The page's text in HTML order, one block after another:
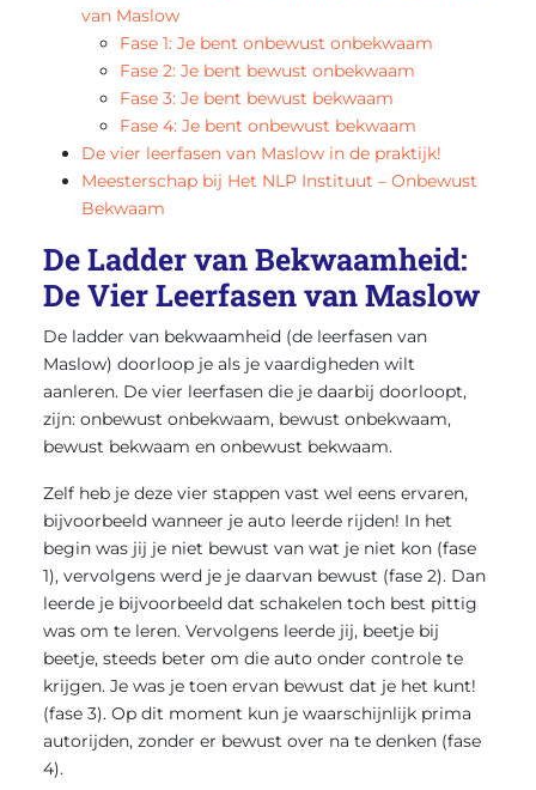
van Maslow
Fase 1: Je bent onbewust onbekwaam
Fase 2: Je bent bewust onbekwaam
Fase 3: Je bent bewust bekwaam
Fase 4: Je bent onbewust bekwaam
De vier leerfasen van Maslow in de praktijk!
Meesterschap bij Het NLP Instituut – Onbewust
Bekwaam
De Ladder van Bekwaamheid:
De Vier Leerfasen van Maslow
De ladder van bekwaamheid (de leerfasen van
Maslow) doorloop je als je vaardigheden wilt
aanleren. De vier leerfasen die je daarbij doorloopt,
zijn: onbewust onbekwaam, bewust onbekwaam,
bewust bekwaam en onbewust bekwaam.
Zelf heb je deze vier stappen vast wel eens ervaren,
bijvoorbeeld wanneer je auto leerde rijden! In het
begin was jij je niet bewust van wat je niet kon (fase
1), vervolgens werd je je daarvan bewust (fase 2). Dan
leerde je bijvoorbeeld dat schakelen toch best pittig
was om te leren. Vervolgens leerde jij, beetje bij
beetje, steeds beter om die auto onder controle te
krijgen. Je was je toen ervan bewust dat je het kunt!
(fase 3). Op dit moment kun je waarschijnlijk prima
autorijden, zonder er bewust over na te denken (fase
4).